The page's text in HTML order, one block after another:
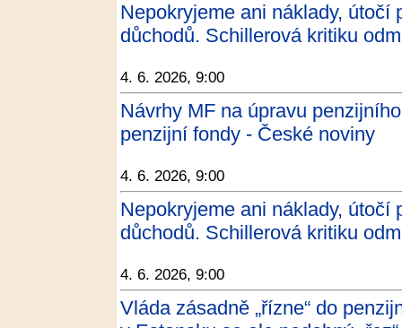
Nepokryjeme ani náklady, útočí
důchodů. Schillerová kritiku
4. 6. 2026, 9:00
Návrhy MF na úpravu
penzijní fondy - České noviny
4. 6. 2026, 9:00
Nepokryjeme ani náklady, útočí
důchodů. Schillerová kritiku
4. 6. 2026, 9:00
Vláda zásadně „řízne“ do